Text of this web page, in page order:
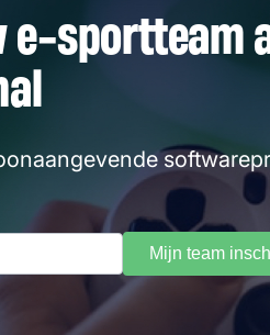
e-sportteam
Mijn team